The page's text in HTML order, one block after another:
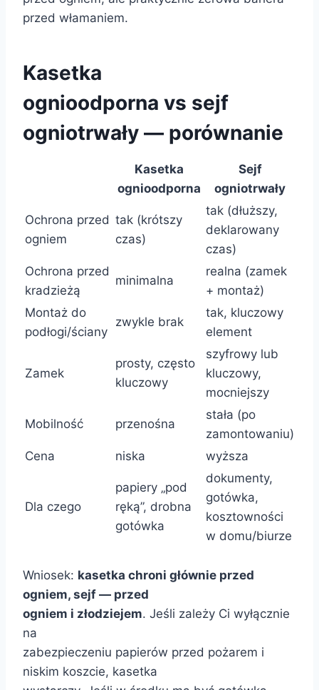
przed włamaniem.
Kasetka
ognioodporna vs sejf
ogniotrwały — porównanie
Kasetka
ognioodporna
Sejf
ogniotrwały
Ochrona przed
ogniem
tak (krótszy
czas)
tak (dłuższy,
deklarowany
czas)
Ochrona przed
kradzieżą
minimalna
realna (zamek
+ montaż)
Montaż do
podłogi/ściany
zwykle brak
tak, kluczowy
element
Zamek
prosty, często
kluczowy
szyfrowy lub
kluczowy,
mocniejszy
Mobilność przenośna
stała (po
zamontowaniu)
Cena
niska wyższa
Dla czego
papiery „pod
ręką”, drobna
gotówka
dokumenty,
gotówka,
kosztowności
w domu/biurze
Wniosek: kasetka chroni głównie przed
ogniem, sejf — przed
ogniem i złodziejem. Jeśli zależy Ci wyłącznie
na
zabezpieczeniu papierów przed pożarem i
niskim koszcie, kasetka